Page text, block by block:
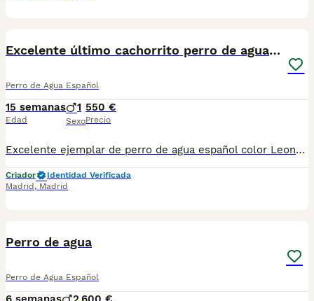
Excelente último cachorrito perro de agua Español
Perro de Agua Español
15 semanas
Edad
1
Sexo
550 €
Precio
Excelente ejemplar de perro de agua español color Leonado. Criado en ambiente familiar, relacionándose con personas y otros perritos desde el momento de su nacimiento. El cachorro se entrega vacunado, desparasitado, con garantía sanitaria de un año por escrito y posibilidad de microchip. Inmejorable calidad de pelo, morfología y carácter. Si estáis buscando ampliar la familia aquí tenéis al mejor de los candidatos.
Criador
Identidad Verificada
Madrid , Madrid
Perro de agua
Perro de Agua Español